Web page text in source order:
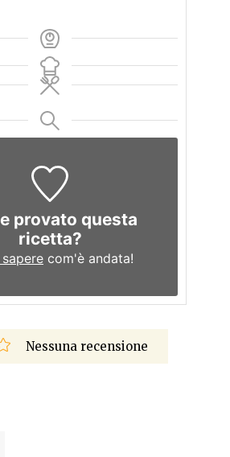
provato questa
ricetta?
com'è andata!
Nessuna recensione